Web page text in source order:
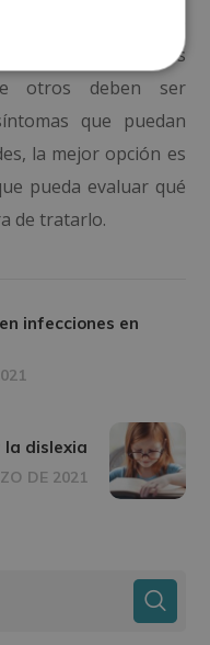
trastornos o
con simples
otros deben ser
que puedan
la mejor opción es
pueda evaluar qué
de tratarlo.
infecciones en
dislexia
DE 2021